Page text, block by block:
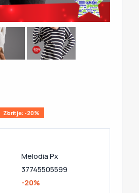
Zbritje: -20%
Melodia Px
37745505599
-20%